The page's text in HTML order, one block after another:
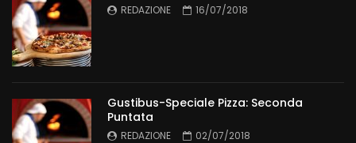
REDAZIONE 16/07/2018
Gustibus-Speciale Pizza: Seconda
Puntata
REDAZIONE 02/07/2018